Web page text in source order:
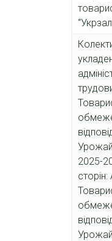
2025-
сторін: